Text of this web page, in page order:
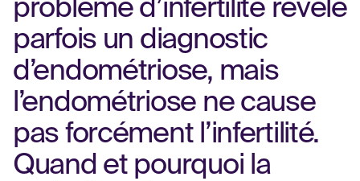
problème d’infertilité révèle
parfois un diagnostic
d’endométriose, mais
l’endométriose ne cause
pas forcément l’infertilité.
Quand et pourquoi la